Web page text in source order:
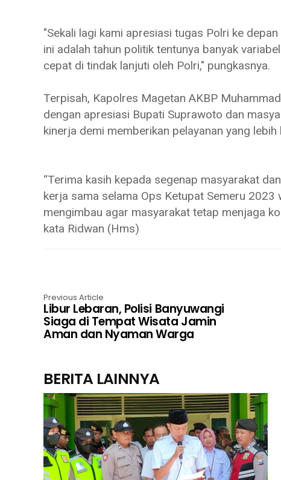
"Sekali lagi kami apresiasi tugas Polri ke
ini adalah tahun politik tentunya banyak
cepat di tindak lanjuti oleh Polri," pungkasnya.
Terpisah, Kapolres Magetan AKBP
dengan apresiasi Bupati Suprawoto dan
kinerja demi memberikan pelayanan yang
“Terima kasih kepada segenap masyarakat
kerja sama selama Ops Ketupat Semeru
mengimbau agar masyarakat tetap menjaga
kata Ridwan (Hms)
Previous Article
Libur Lebaran, Polisi Banyuwangi
Siaga di Tempat Wisata Jamin
Aman dan Nyaman Warga
BERITA LAINNYA